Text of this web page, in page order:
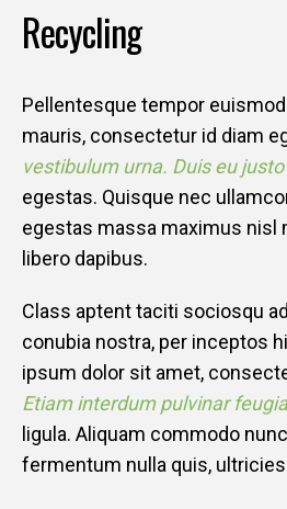
Recycling
Pellentesque tempor
mauris, consectetur id diam
vestibulum urna. Duis eu justo
egestas. Quisque nec
egestas massa maximus nisl
libero dapibus.
Class aptent taciti sociosqu
conubia nostra, per inceptos
ipsum dolor sit amet,
Etiam interdum pulvinar
ligula. Aliquam commodo
fermentum nulla quis,